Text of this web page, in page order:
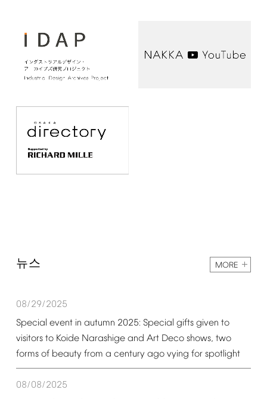
뉴스 MORE
08/29/2025
Special event in autumn 2025: Special gifts given to
visitors to Koide Narashige and Art Deco shows, two
forms of beauty from a century ago vying for spotlight
08/08/2025